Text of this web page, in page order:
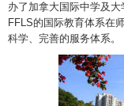
办了加拿大国际中学及
FFLS的国际教育体系在
科学、完善的服务体系。